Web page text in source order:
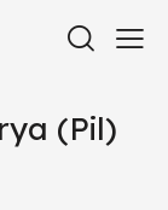
(Pil)